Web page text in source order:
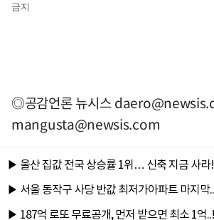
금지
◎공감언론 뉴시스
mangusta@newsis.com